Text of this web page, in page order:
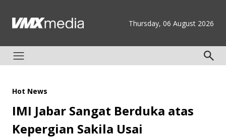
Thursday, 06 August 2026
Hot News
IMI Jabar Sangat Berduka atas
Kepergian Sakila Usai